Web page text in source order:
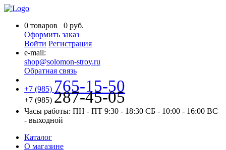
0 товаров 0 руб.
Оформить заказ
Войти Регистрация
e-mail:
shop@solomon-stroy.ru
Обратная связь
+7 (985) 765-15-50
+7 (985) 287-45-05
Часы работы: ПН - ПТ 9:30 - 18:30 СБ - 10:00 - 16:00 ВС
- выходной
Каталог
О магазине